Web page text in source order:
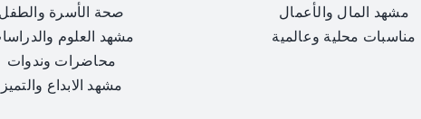
مشهد المال والأعمال
مناسبات محلية وعالمية
صحة الأسرة والطفل
مشهد العلوم
محاضرات وندوات
مشهد الابداع والتميز